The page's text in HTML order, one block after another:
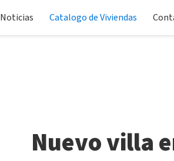
Noticias Catalogo de Viviendas
Nuevo villa